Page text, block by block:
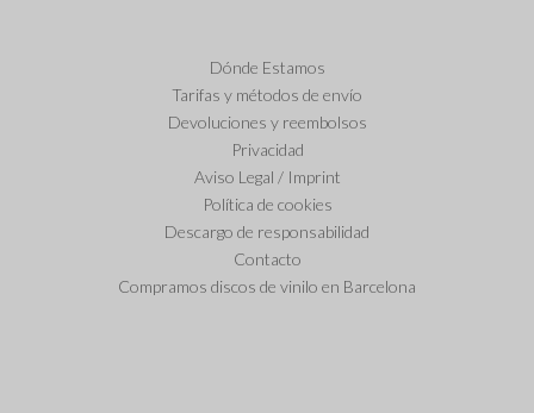
Dónde Estamos
Tarifas y métodos de envío
Devoluciones y reembolsos
Privacidad
Aviso Legal / Imprint
Política de cookies
Descargo de responsabilidad
Contacto
Compramos discos de vinilo en Barcelona